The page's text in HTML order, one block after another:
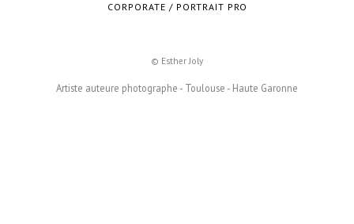
CORPORATE / PORTRAIT PRO
© Esther Joly
Artiste auteure photographe - Toulouse - Haute Garonne